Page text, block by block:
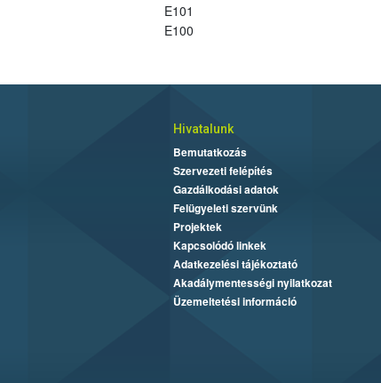
E101
E100
Hivatalunk
Bemutatkozás
Szervezeti felépítés
Gazdálkodási adatok
Felügyeleti szervünk
Projektek
Kapcsolódó linkek
Adatkezelési tájékoztató
Akadálymentességi nyilatkozat
Üzemeltetési információ